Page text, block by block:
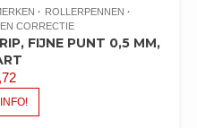
ROLLERPENNEN
CORRECTIE
FIJNE PUNT 0,5 MM,